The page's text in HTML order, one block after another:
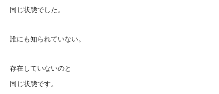
同じ状態でした。
誰にも知られていない。
存在していないのと
同じ状態です。